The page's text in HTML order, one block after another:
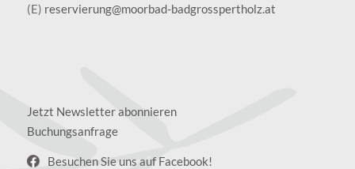
(E) reservierung@moorbad-badgrosspertholz.at
Jetzt Newsletter abonnieren
Buchungsanfrage
Besuchen Sie uns auf Facebook!